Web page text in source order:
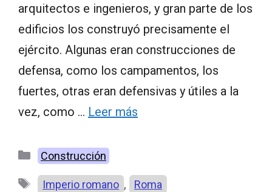
arquitectos e ingenieros, y gran parte de los
edificios los construyó precisamente el
ejército. Algunas eran construcciones de
defensa, como los campamentos, los
fuertes, otras eran defensivas y útiles a la
vez, como … Leer más
Categorías
Construcción
Etiquetas
Imperio romano , Roma